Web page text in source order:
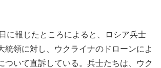
に報じたところによると、ロシア兵士
統領に対し、ウクライナのドローンによ
ついて直訴している。兵士たちは、ウク